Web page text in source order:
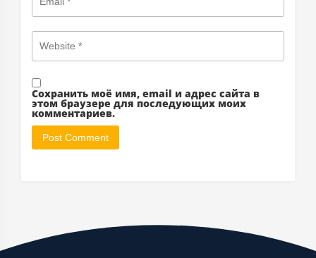
Сохранить моё имя, email и адрес сайта в
этом браузере для последующих моих
комментариев.